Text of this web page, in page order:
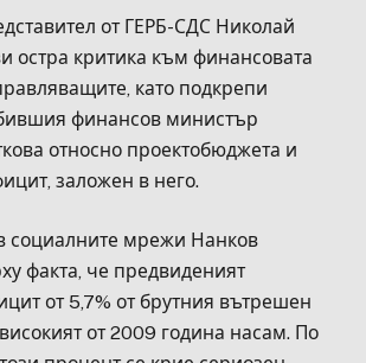
от ГЕРБ-СДС Николай
остра критика към финансовата
като подкрепи
финансов министър
относно проектобюджета и
заложен в него.
социалните мрежи Нанков
факта, че предвиденият
от 5,7% от брутния вътрешен
от 2009 година насам. По